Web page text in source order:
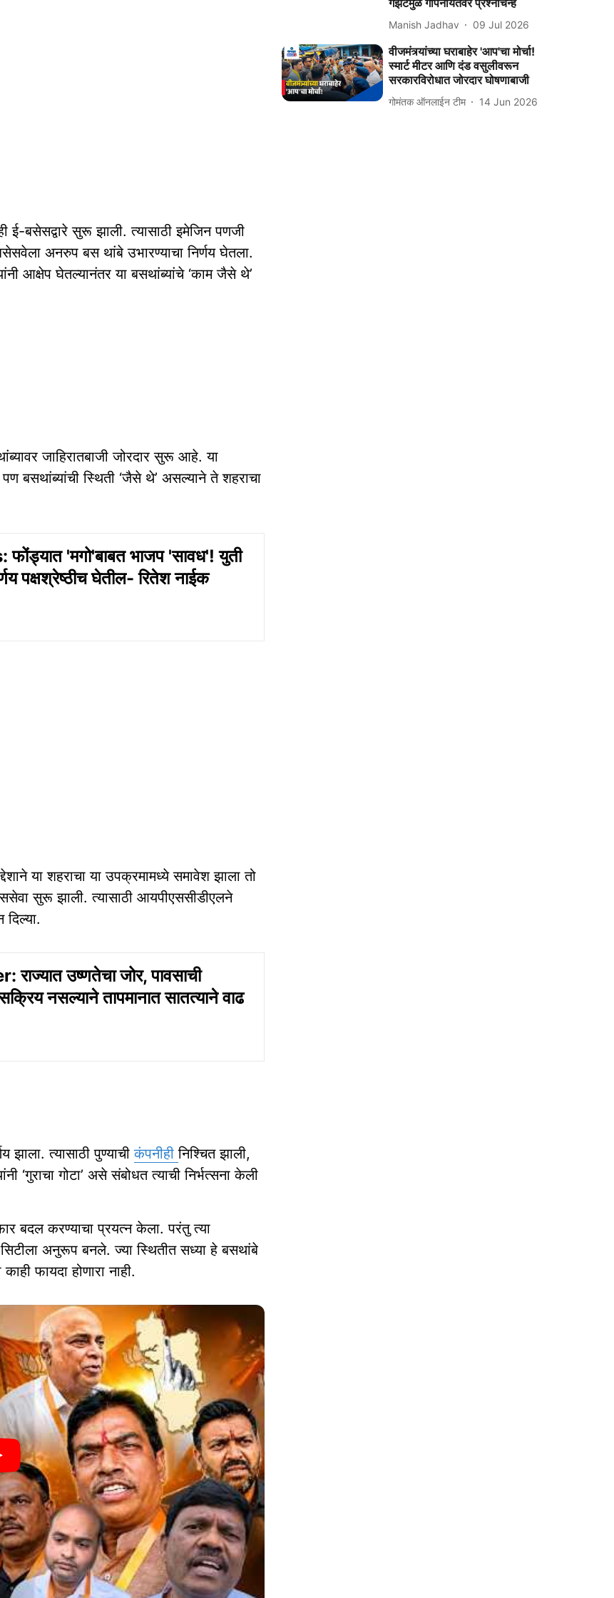
ई-बसेसद्वारे सुरू झाली. त्यासाठी इमेजिन पणजी
अनरुप बस थांबे उभारण्याचा निर्णय घेतला.
आक्षेप घेतल्यानंतर या बसथांब्यांचे ‘काम जैसे थे’
जाहिरातबाजी जोरदार सुरू आहे. या
बसथांब्यांची स्थिती ‘जैसे थे’ असल्याने ते शहराचा
'मगो'बाबत भाजप 'सावध'! युती
पक्षश्रेष्ठीच घेतील- रितेश नाईक
या शहराचा या उपक्रमामध्ये समावेश झाला तो
सुरू झाली. त्यासाठी आयपीएससीडीएलने
उष्णतेचा जोर, पावसाची
नसल्याने तापमानात सातत्याने वाढ
झाला. त्यासाठी पुण्याचीकंपनीहीनिश्चित झाली,
‘गुराचा गोटा’ असे संबोधत त्याची निर्भत्सना केली
बदल करण्याचा प्रयत्न केला. परंतु त्या
सिटीला अनुरूप बनले. ज्या स्थितीत सध्या हे बसथांबे
फायदा होणारा नाही.
गॅझेटमुळे गोपनीयतेवर प्रश्नचिन्ह
Manish Jadhav 09 Jul 2026
वीजमंत्र्यांच्या घराबाहेर 'आप'चा मोर्चा!
स्मार्ट मीटर आणि दंड वसुलीवरून
सरकारविरोधात जोरदार घोषणाबाजी
गोमंतक ऑनलाईन टीम 14 Jun 2026